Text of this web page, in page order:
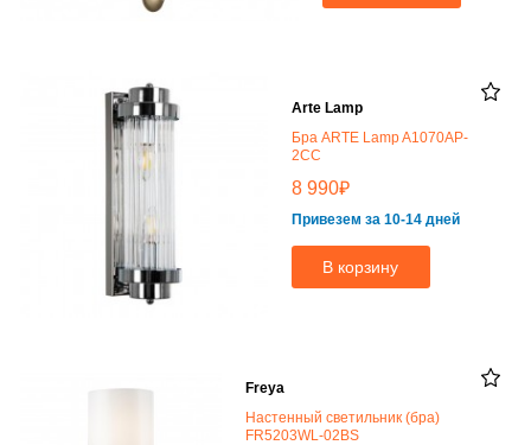
Arte Lamp
Бра ARTE Lamp A1070AP-
2CC
8 990₽
Привезем за 10-14 дней
В корзину
Freya
Настенный светильник (бра)
FR5203WL-02BS